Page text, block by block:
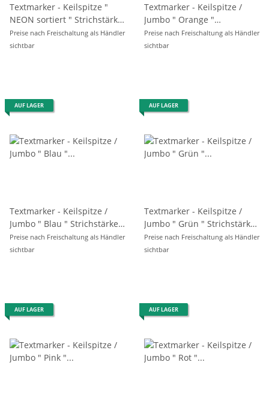
Textmarker - Keilspitze "
NEON sortiert " Strichstärke
1-2 mm, im 4er Pack
Preise nach Freischaltung als Händler
sichtbar
Textmarker - Keilspitze /
Jumbo " Orange "
Strichstärke 1 - 5 mm
Preise nach Freischaltung als Händler
sichtbar
AUF LAGER
Textmarker - Keilspitze /
Jumbo " Blau " Strichstärke
1 - 5 mm
Preise nach Freischaltung als Händler
sichtbar
AUF LAGER
Textmarker - Keilspitze /
Jumbo " Grün " Strichstärke
1 - 5 mm
Preise nach Freischaltung als Händler
sichtbar
AUF LAGER AUF LAGER